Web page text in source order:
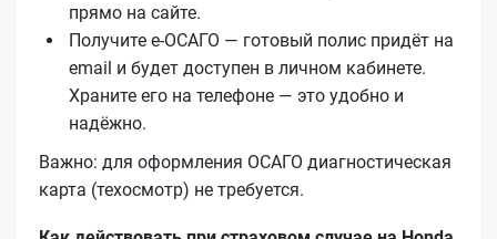
прямо на сайте.
Получите е‑ОСАГО — готовый полис придёт на
email и будет доступен в личном кабинете.
Храните его на телефоне — это удобно и
надёжно.
Важно: для оформления ОСАГО диагностическая
карта (техосмотр) не требуется.